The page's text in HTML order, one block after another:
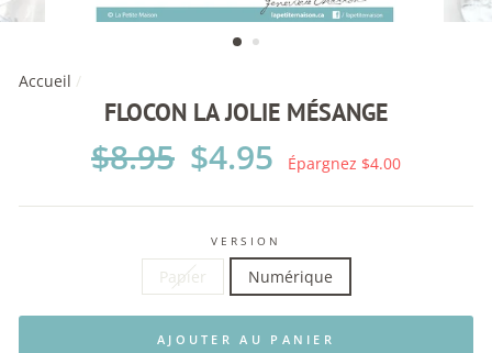
Accueil /
FLOCON LA JOLIE MÉSANGE
Prix
régulier
$8.95
Prix
réduit
$4.95 Épargnez $4.00
VERSION
Papier Numérique
AJOUTER AU PANIER